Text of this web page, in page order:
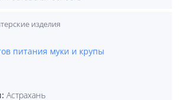
изделия
питания муки и крупы
Астрахань